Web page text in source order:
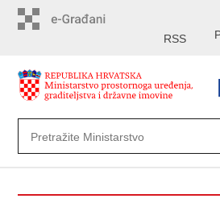
RSS